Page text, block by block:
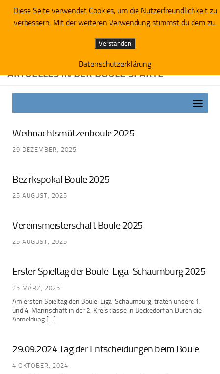
Zum Inhalt springen
AKTUELLES IN DER BOULE SPARTE
Weihnachtsmützenboule 2025
29 DEZEMBER, 2025
Bezirkspokal Boule 2025
25 AUGUST, 2025
Vereinsmeisterschaft Boule 2025
25 AUGUST, 2025
Erster Spieltag der Boule-Liga-Schaumburg 2025
25 MÄRZ, 2025
Am ersten Spieltag den Boule-Liga-Schaumburg, traten unsere 1.
und 4. Mannschaft in der 2. Kreisklasse in Beckedorf an.Durch die
Abmeldung […]
29.09.2024 Tag der Entscheidungen beim Boule
4 OKTOBER, 2024
Diese Seite verwendet Cookies, um die Nutzerfreundlichkeit zu
verbessern. Mit der weiteren Verwendung stimmst du dem zu.
Verstanden
Datenschutzerklärung